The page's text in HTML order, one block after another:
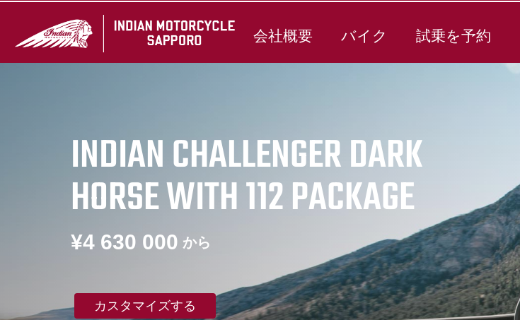
会社概要 バイク 試乗を予約
INDIAN CHALLENGER DARK
HORSE WITH 112 PACKAGE
から
¥4 630 000
カスタマイズする